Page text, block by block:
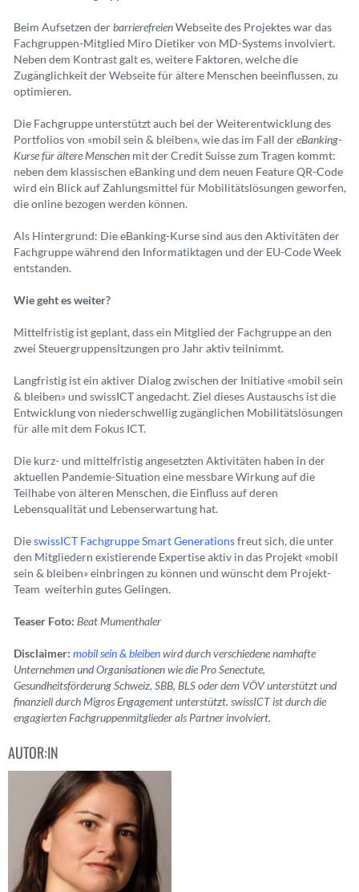
Beim Aufsetzen derbarrierefreienWebseite des Projektes war das
Fachgruppen-Mitglied Miro Dietiker von MD-Systems involviert.
Neben dem Kontrast galt es, weitere Faktoren, welche die
Zugänglichkeit der Webseite für ältere Menschen beeinflussen, zu
optimieren.
Die Fachgruppe unterstützt auch bei der Weiterentwicklung des
Portfolios von «mobil sein & bleiben», wie das im Fall dereBanking-
Kurse für ältere Menschen mit der Credit Suisse zum Tragen kommt:
neben dem klassischen eBanking und dem neuen Feature QR-Code
wird ein Blick auf Zahlungsmittel für Mobilitätslösungen geworfen,
die online bezogen werden können.
Als Hintergrund: Die eBanking-Kurse sind aus den Aktivitäten der
Fachgruppe während den Informatiktagen und der EU-Code Week
entstanden.
Wie geht es weiter?
Mittelfristig ist geplant, dass ein Mitglied der Fachgruppe an den
zwei Steuergruppensitzungen pro Jahr aktiv teilnimmt.
Langfristig ist ein aktiver Dialog zwischen der Initiative «mobil sein
& bleiben» und swissICT angedacht. Ziel dieses Austauschs ist die
Entwicklung von niederschwellig zugänglichen Mobilitätslösungen
für alle mit dem Fokus ICT.
Die kurz- und mittelfristig angesetzten Aktivitäten haben in der
aktuellen Pandemie-Situation eine messbare Wirkung auf die
Teilhabe von älteren Menschen, die Einfluss auf deren
Lebensqualität und Lebenserwartung hat.
DieswissICT Fachgruppe Smart Generationsfreut sich, die unter
den Mitgliedern existierende Expertise aktiv in das Projekt «mobil
sein & bleiben» einbringen zu können und wünscht dem Projekt-
Team weiterhin gutes Gelingen.
Teaser Foto: Beat Mumenthaler
Disclaimer: mobil sein & bleibenwird durch verschiedene namhafte
Unternehmen und Organisationen wie die Pro Senectute,
Gesundheitsförderung Schweiz, SBB, BLS oder dem VÖV unterstützt und
finanziell durch Migros Engagement unterstützt. swissICT ist durch die
engagierten Fachgruppenmitglieder als Partner involviert.
AUTOR:IN